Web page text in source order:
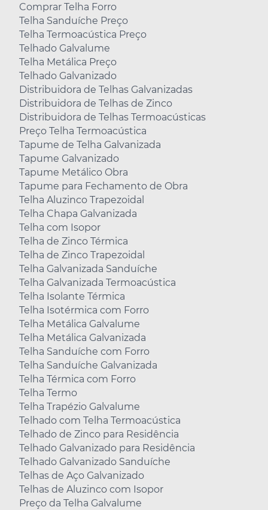
Comprar Telha Forro
Telha Sanduíche Preço
Telha Termoacústica Preço
Telhado Galvalume
Telha Metálica Preço
Telhado Galvanizado
Distribuidora de Telhas Galvanizadas
Distribuidora de Telhas de Zinco
Distribuidora de Telhas Termoacústicas
Preço Telha Termoacústica
Tapume de Telha Galvanizada
Tapume Galvanizado
Tapume Metálico Obra
Tapume para Fechamento de Obra
Telha Aluzinco Trapezoidal
Telha Chapa Galvanizada
Telha com Isopor
Telha de Zinco Térmica
Telha de Zinco Trapezoidal
Telha Galvanizada Sanduíche
Telha Galvanizada Termoacústica
Telha Isolante Térmica
Telha Isotérmica com Forro
Telha Metálica Galvalume
Telha Metálica Galvanizada
Telha Sanduíche com Forro
Telha Sanduíche Galvanizada
Telha Térmica com Forro
Telha Termo
Telha Trapézio Galvalume
Telhado com Telha Termoacústica
Telhado de Zinco para Residência
Telhado Galvanizado para Residência
Telhado Galvanizado Sanduíche
Telhas de Aço Galvanizado
Telhas de Aluzinco com Isopor
Preço da Telha Galvalume